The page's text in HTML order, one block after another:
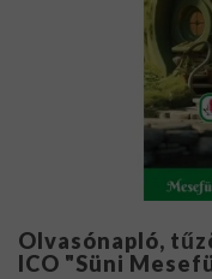
Olvasónapló,
ICO "Süni